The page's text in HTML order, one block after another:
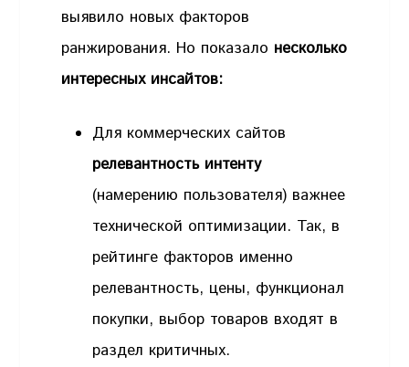
выявило новых факторов
ранжирования. Но показало несколько
интересных инсайтов:
Для коммерческих сайтов
релевантность интенту
(намерению пользователя) важнее
технической оптимизации. Так, в
рейтинге факторов именно
релевантность, цены, функционал
покупки, выбор товаров входят в
раздел критичных.